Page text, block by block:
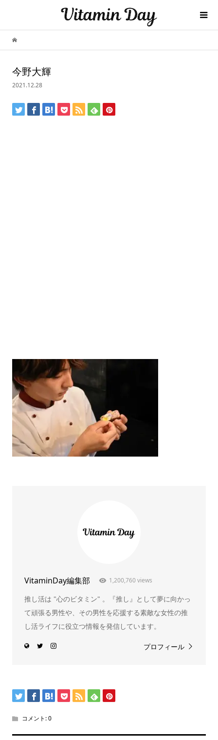
今野大輝
2021.12.28
VitaminDay編集部 1,200,760 views
推し活は "心のビタミン" 。『推し』として夢に向かっ
て頑張る男性や、その男性を応援する素敵な女性の推
し活ライフに役立つ情報を発信しています。
プロフィール
コメント:0